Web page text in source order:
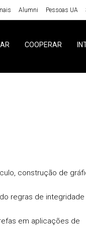
Alumni Pessoas UA
COOPERAR
construção de
regras de integridade
em aplicações de